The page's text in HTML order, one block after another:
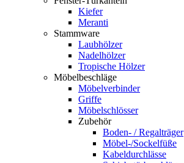
Kiefer
Meranti
Stammware
Laubhölzer
Nadelhölzer
Tropische Hölzer
Möbelbeschläge
Möbelverbinder
Griffe
Möbelschlösser
Zubehör
Boden- / Regalträger
Möbel-/Sockelfüße
Kabeldurchlässe